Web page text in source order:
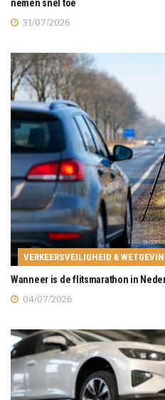
nemen snel toe
31/07/2026
VERKEERSVEILIGHEID &
Wanneer is de flitsmarathon in
04/07/2026